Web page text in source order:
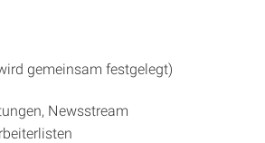
gemeinsam festgelegt)
Newsstream